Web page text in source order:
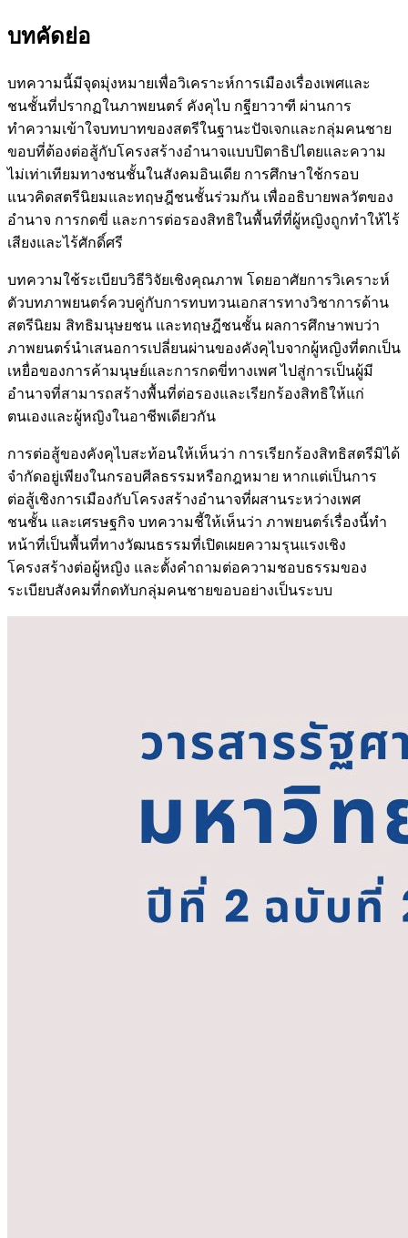
บทคัดย่อ
บทความนี้มีจุดมุ่งหมายเพื่อวิเคราะห์การเมืองเรื่องเพศและ
ชนชั้นที่ปรากฏในภาพยนตร์ คังคุไบ กฐียาวาฑี ผ่านการ
ทำความเข้าใจบทบาทของสตรีในฐานะปัจเจกและกลุ่มคนชาย
ขอบที่ต้องต่อสู้กับโครงสร้างอำนาจแบบปิตาธิปไตยและความ
ไม่เท่าเทียมทางชนชั้นในสังคมอินเดีย การศึกษาใช้กรอบ
แนวคิดสตรีนิยมและทฤษฎีชนชั้นร่วมกัน เพื่ออธิบายพลวัตของ
อำนาจ การกดขี่ และการต่อรองสิทธิในพื้นที่ที่ผู้หญิงถูกทำให้ไร้
เสียงและไร้ศักดิ์ศรี
บทความใช้ระเบียบวิธีวิจัยเชิงคุณภาพ โดยอาศัยการวิเคราะห์
ตัวบทภาพยนตร์ควบคู่กับการทบทวนเอกสารทางวิชาการด้าน
สตรีนิยม สิทธิมนุษยชน และทฤษฎีชนชั้น ผลการศึกษาพบว่า
ภาพยนตร์นำเสนอการเปลี่ยนผ่านของคังคุไบจากผู้หญิงที่ตกเป็น
เหยื่อของการค้ามนุษย์และการกดขี่ทางเพศ ไปสู่การเป็นผู้มี
อำนาจที่สามารถสร้างพื้นที่ต่อรองและเรียกร้องสิทธิให้แก่
ตนเองและผู้หญิงในอาชีพเดียวกัน
การต่อสู้ของคังคุไบสะท้อนให้เห็นว่า การเรียกร้องสิทธิสตรีมิได้
จำกัดอยู่เพียงในกรอบศีลธรรมหรือกฎหมาย หากแต่เป็นการ
ต่อสู้เชิงการเมืองกับโครงสร้างอำนาจที่ผสานระหว่างเพศ
ชนชั้น และเศรษฐกิจ บทความชี้ให้เห็นว่า ภาพยนตร์เรื่องนี้ทำ
หน้าที่เป็นพื้นที่ทางวัฒนธรรมที่เปิดเผยความรุนแรงเชิง
โครงสร้างต่อผู้หญิง และตั้งคำถามต่อความชอบธรรมของ
ระเบียบสังคมที่กดทับกลุ่มคนชายขอบอย่างเป็นระบบ